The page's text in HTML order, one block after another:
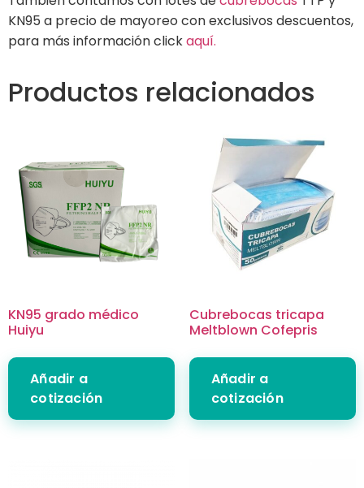
KN95 a precio de mayoreo con exclusivos descuentos,
para más información clickaquí.
Productos relacionados
KN95 grado médico
Huiyu
Añadir a
cotización
Cubrebocas tricapa
Meltblown Cofepris
Añadir a
cotización